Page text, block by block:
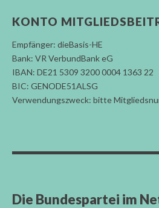
KONTO
Empfänger: dieBasis-HE
Bank: VR VerbundBank eG
IBAN: DE21 5309 3200 0004 1363 22
BIC: GENODE51ALSG
Verwendungszweck: bitte
Die Bundespartei im